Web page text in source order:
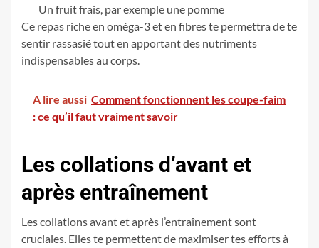
Un fruit frais, par exemple une pomme
Ce repas riche en oméga-3 et en fibres te permettra de te
sentir rassasié tout en apportant des nutriments
indispensables au corps.
A lire aussi Comment fonctionnent les coupe-faim
: ce qu’il faut vraiment savoir
Les collations d’avant et
après entraînement
Les collations avant et après l’entraînement sont
cruciales. Elles te permettent de maximiser tes efforts à